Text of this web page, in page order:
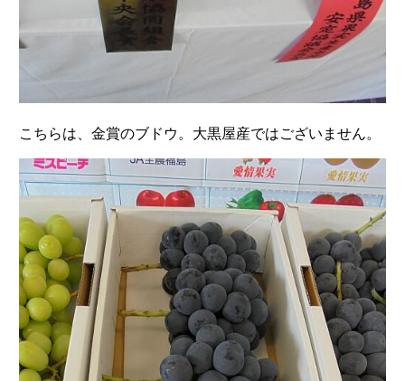
こちらは、金賞のブドウ。大黒屋産ではございません。